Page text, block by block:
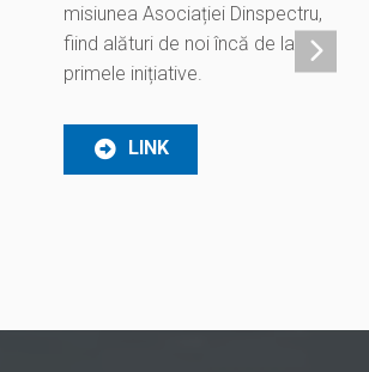
misiunea Asociației Dinspectru,
fiind alături de noi încă de la
primele inițiative.
LINK